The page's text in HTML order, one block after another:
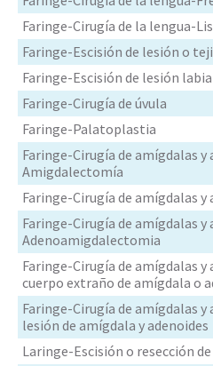
Faringe-Cirugía de la lengua-
Faringe-Escisión de lesión o
Faringe-Escisión de lesión
Faringe-Cirugía de úvula
Faringe-Palatoplastia
Faringe-Cirugía de amígdalas y
Amigdalectomía
Faringe-Cirugía de amígdalas
Faringe-Cirugía de amígdalas y
Adenoamigdalectomia
Faringe-Cirugía de amígdalas
cuerpo extraño de amígdala o
Faringe-Cirugía de amígdalas y
lesión de amígdala y adenoides
Laringe-Escisión o resección